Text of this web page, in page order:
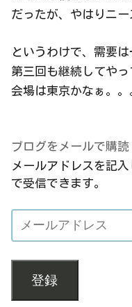
だったが、やはりニ
というわけで、需要
第三回も継続してや
会場は東京かなぁ。。
ブログをメールで購読
メールアドレスを記
で受信できます。
登録